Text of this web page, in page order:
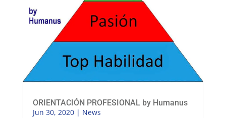
ORIENTACIÓN PROFESIONAL by Humanus
Jun 30, 2020| News